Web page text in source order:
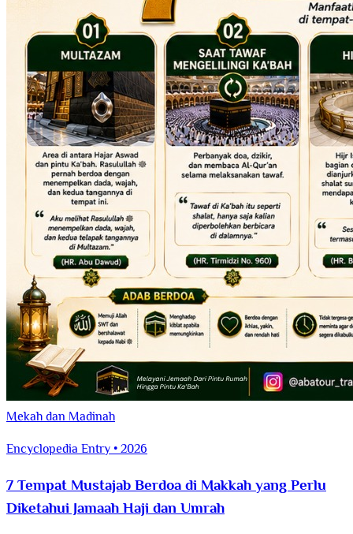
Mekah dan Madinah
Encyclopedia Entry • 2026
7 Tempat Mustajab Berdoa di Makkah yang Perlu
Diketahui Jamaah Haji dan Umrah